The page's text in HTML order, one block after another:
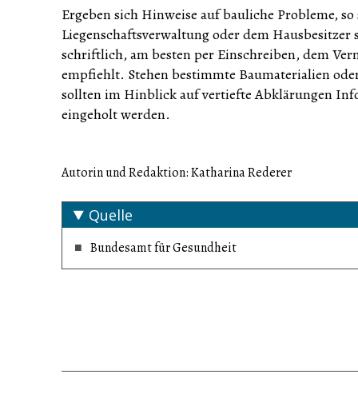
Ergeben sich Hinweise auf bauliche Probleme,
Liegenschaftsverwaltung oder dem
schriftlich, am besten per Einschreiben, dem
empfiehlt. Stehen bestimmte Baumaterialien
sollten im Hinblick auf vertiefte Abklärungen
eingeholt werden.
Autorin und Redaktion: Katharina Rederer
Quelle
Bundesamt für Gesundheit